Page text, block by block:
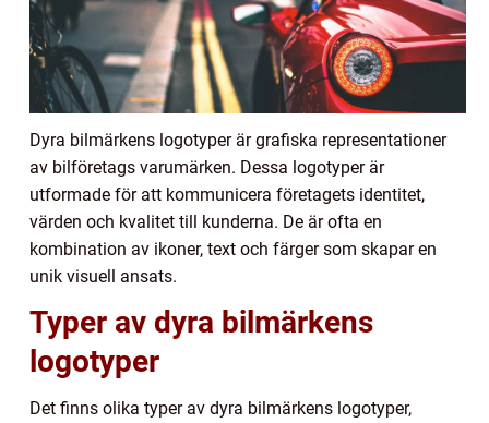
Dyra bilmärkens logotyper är grafiska representationer
av bilföretags varumärken. Dessa logotyper är
utformade för att kommunicera företagets identitet,
värden och kvalitet till kunderna. De är ofta en
kombination av ikoner, text och färger som skapar en
unik visuell ansats.
Typer av dyra bilmärkens
logotyper
Det finns olika typer av dyra bilmärkens logotyper,